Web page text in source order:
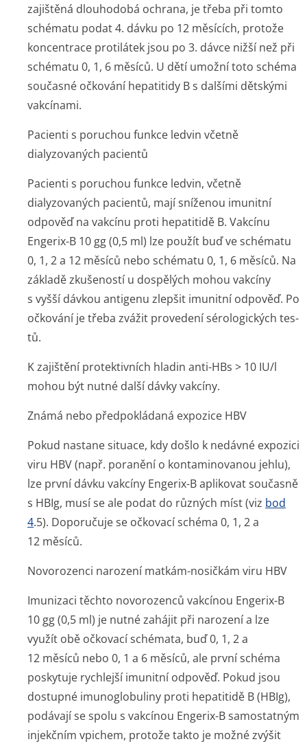
zajištěná dlouhodobá ochrana, je třeba při tomto
schématu podat 4. dávku po 12 měsících, protože
koncentrace protilátek jsou po 3. dávce nižší než při
schématu 0, 1, 6 měsíců. U dětí umožní toto schéma
současné očkování hepatitidy B s dalšími dětskými
vakcínami.
Pacienti s poruchou funkce ledvin včetně
dialyzovaných pacientů
Pacienti s poruchou funkce ledvin, včetně
dialyzovaných pacientů, mají sníženou imunitní
odpověď na vakcínu proti hepatitidě B. Vakcínu
Engerix-B 10 gg (0,5 ml) lze použít buď ve schématu
0, 1, 2 a 12 měsíců nebo schématu 0, 1, 6 měsíců. Na
základě zkušeností u dospělých mohou vakcíny
s vyšší dávkou antigenu zlepšit imunitní odpověď. Po
očkování je třeba zvážit provedení sérologických tes­
tů.
K zajištění protektivních hladin anti-HBs > 10 IU/l
mohou být nutné další dávky vakcíny.
Známá nebo předpokládaná expozice HBV
Pokud nastane situace, kdy došlo k nedávné expozici
viru HBV (např. poranění o kontaminovanou jehlu),
lze první dávku vakcíny Engerix-B aplikovat současně
s HBIg, musí se ale podat do různých míst (viz bod
4.5). Doporučuje se očkovací schéma 0, 1, 2 a
12 měsíců.
Novorozenci narození matkám-nosičkám viru HBV
Imunizaci těchto novorozenců vakcínou Engerix-B
10 gg (0,5 ml) je nutné zahájit při narození a lze
využít obě očkovací schémata, buď 0, 1, 2 a
12 měsíců nebo 0, 1 a 6 měsíců, ale první schéma
poskytuje rychlejší imunitní odpověď. Pokud jsou
dostupné imunoglobuliny proti hepatitidě B (HBIg),
podávají se spolu s vakcínou Engerix-B samostatným
injekčním vpichem, protože takto je možné zvýšit